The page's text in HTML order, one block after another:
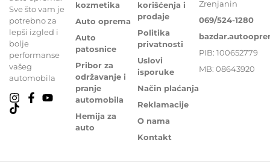
Sve što vam je
potrebno za
lepši izgled i
bolje
performanse
vašeg
automobila
kozmetika
Auto oprema
Auto
patosnice
Pribor za
održavanje i
pranje
automobila
Hemija za
auto
korišćenja i
prodaje
Politika
privatnosti
Uslovi
isporuke
Način plaćanja
Reklamacije
O nama
Kontakt
Zrenjanin
069/524-1280
PIB: 100652779
MB: 08643920